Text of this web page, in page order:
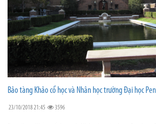
Bảo tàng Khảo cổ học và Nhân học trường Đại học
23/10/2018 21:45 3596